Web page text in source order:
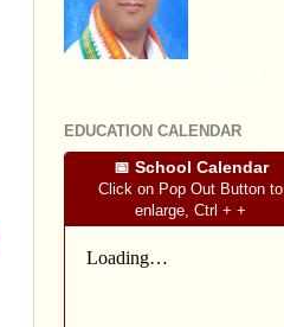
EDUCATION CALENDAR
📅 School Calendar
Click on Pop Out Button to
enlarge, Ctrl + +